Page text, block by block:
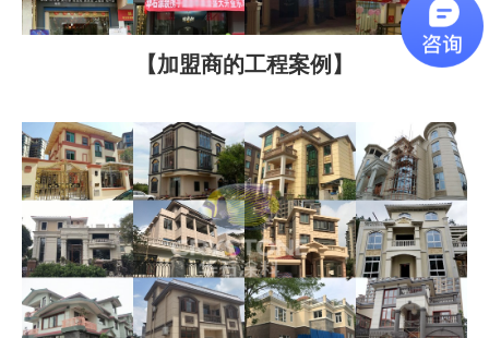
【加盟商的工程案例】